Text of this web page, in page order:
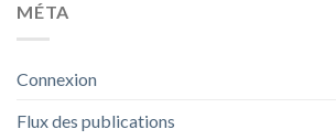
MÉTA
Connexion
Flux des publications